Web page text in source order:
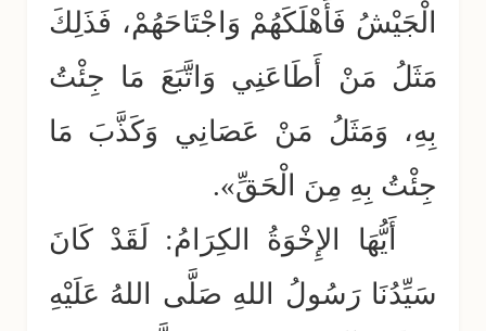
الْجَيْشُ فَأَهْلَكَهُمْ وَاجْتَاحَهُمْ، فَذَلِكَ
مَثَلُ مَنْ أَطَاعَنِي وَاتَّبَعَ مَا جِئْتُ
بِهِ، وَمَثَلُ مَنْ عَصَانِي وَكَذَّبَ مَا
جِئْتُ بِهِ مِنَ الْحَقِّ».
أَيُّهَا الإِخْوَةُ الكِرَامُ: لَقَدْ كَانَ
سَيِّدُنَا رَسُولُ اللهِ صَلَّى اللهُ عَلَيْهِ